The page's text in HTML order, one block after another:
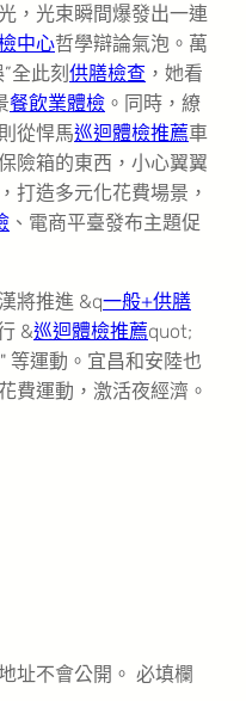
，光束瞬間爆發出一連
中心哲學辯論氣泡。萬
全此刻 供膳檢查 ，她看
餐飲業體檢 。同時，繚
從悍馬巡迴體檢推薦車
險箱的東西，小心翼翼
打造多元化花費場景，
、電商平臺發布主題促
漢將推進 &q一般+供膳
&巡迴體檢推薦quot;
等運動。宜昌和安陸也
費運動，激活夜經濟。
址不會公開。 必填欄